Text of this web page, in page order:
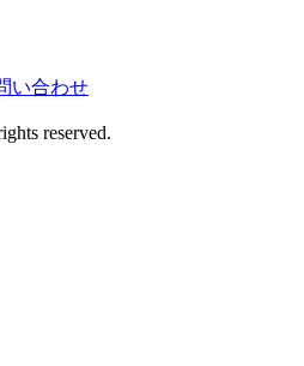
い合わせ
reserved.